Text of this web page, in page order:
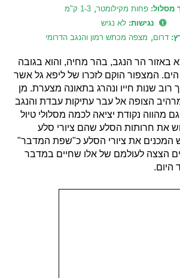
מסלול:פחות מקילומטר, 1-3 ק"מ
נגישות: לא נגיש
דרום, מצפה מכתש רמון והנגב הדרומי
באזור הר הנגב, בהר מחיה, והוא בגובה
פני הים. המצפור הוקם לזכרו של ליפא גל אשר
שנות חייו ונהרג בתאונה מצערת. מן
הצופה אל עבר עתיקות עבדת והנגב
מהווה נקודת יציאה לכמה מסלולי טיול
את חרותות הסלע שהם ציורי סלע
המכנים את ציורי הסלע כ"שפת המדבר"
הצצה לעולמם של אלו שחיים במדבר
היום.